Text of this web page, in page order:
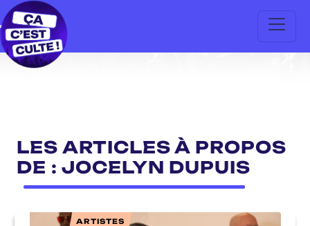
LES ARTICLES À PROPOS
DE : JOCELYN DUPUIS
ARTISTES